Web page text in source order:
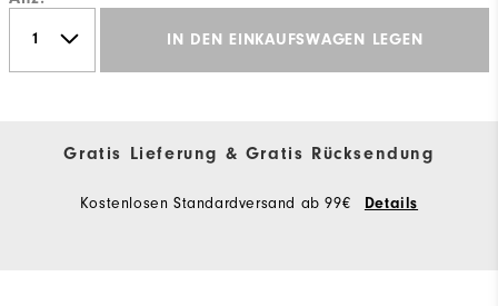
IN DEN EINKAUFSWAGEN LEGEN
Gratis Lieferung & Gratis Rücksendung
Kostenlosen Standardversand ab 99€ Details